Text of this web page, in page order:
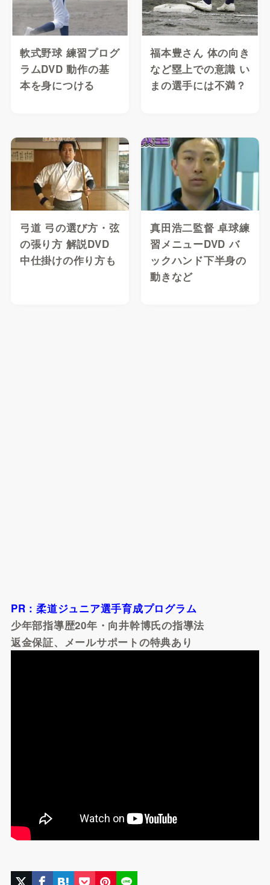
軟式野球 練習プログ
ラムDVD 動作の基
本を身につける
福本豊さん 体の向き
など塁上での意識 い
まの選手には不満？
弓道 弓の選び方・弦
の張り方 解説DVD
中仕掛けの作り方も
真田浩二監督 卓球練
習メニューDVD バ
ックハンド下半身の
動きなど
PR：柔道ジュニア選手育成プログラム
少年部指導歴20年・向井幹博氏の指導法
返金保証、メールサポートの特典あり